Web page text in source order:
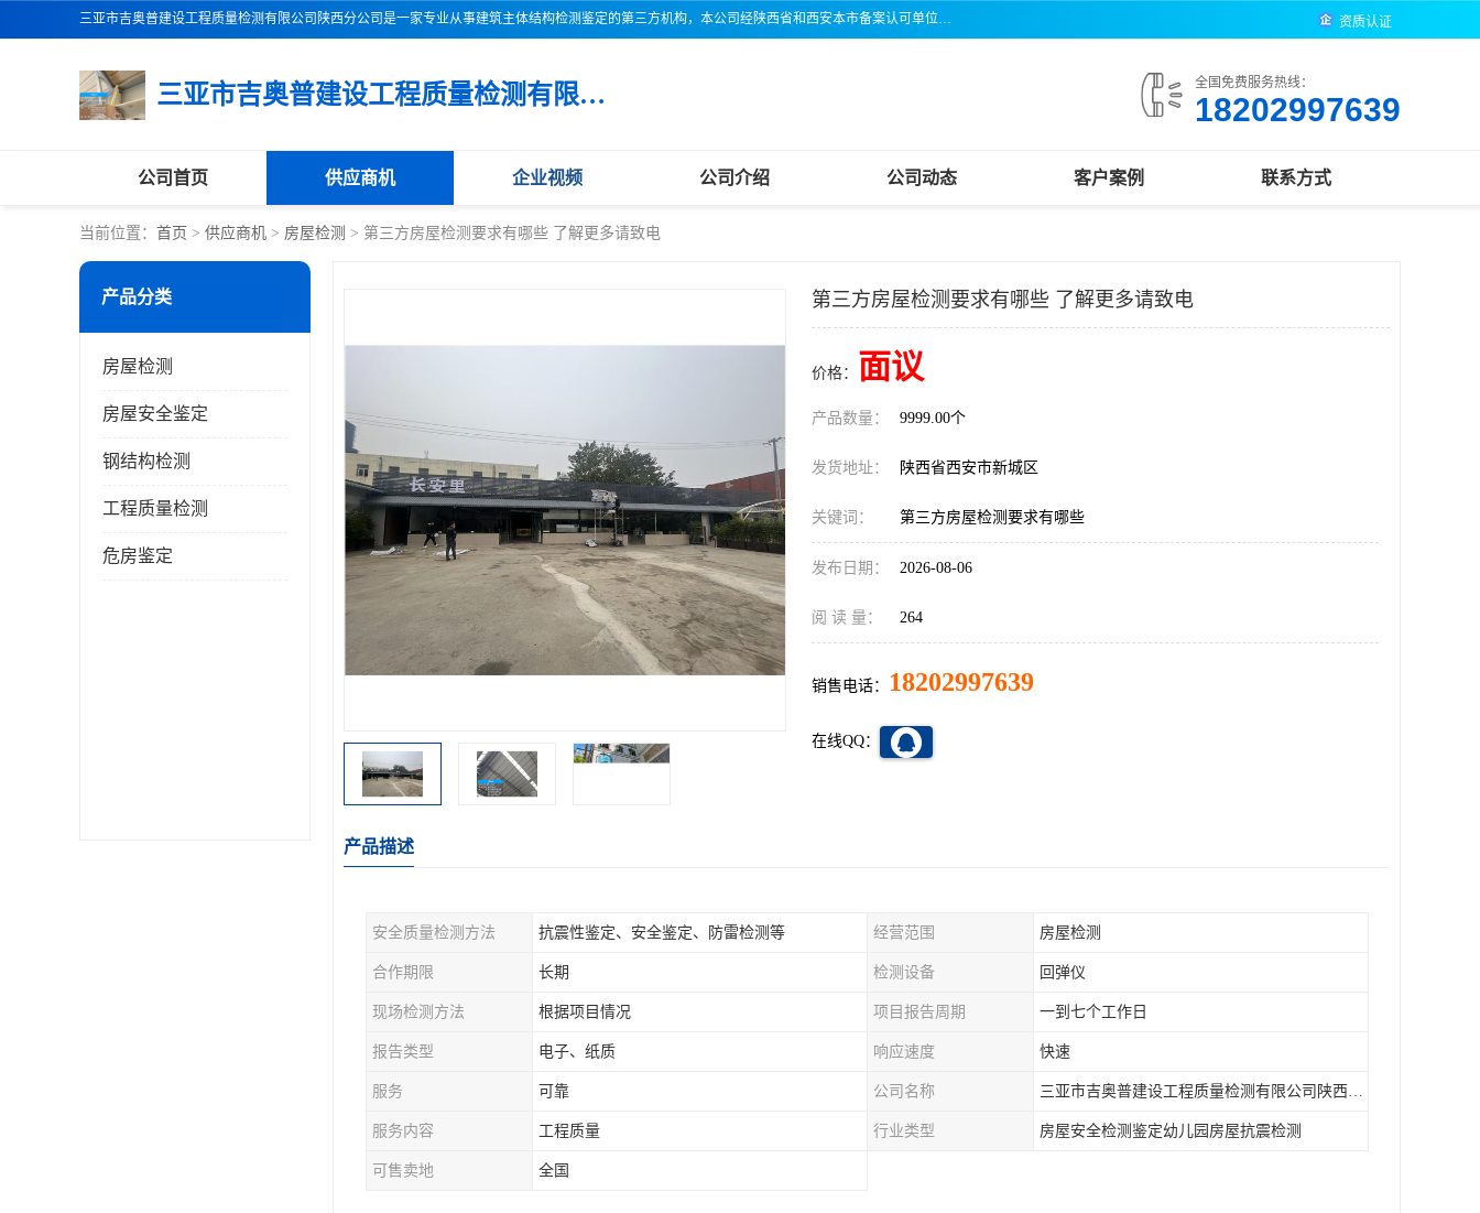
三亚市吉奥普建设工程质量检测有限公司陕西分公司是一家专业从事建筑主体结构检测鉴定的第三方机构，本公司经陕西省和西安本市备案认可单位，公司各项检测仪器设备齐全，检测人员经过严格训练，熟练掌握各项仪器设备的操作及维护工作，检测人员全部取得了资格证书，以保证质量管理体系的有效运行， 保证检测工作的公正性、科学性和准确性，更好地为社会服务。 资质认证
三亚市吉奥普建设工程质量检测有限公司陕西分公司 全国免费服务热线：
18202997639
公司首页 供应商机 企业视频 公司介绍 公司动态 客户案例 联系方式
当前位置： 首页 > 供应商机 > 房屋检测 > 第三方房屋检测要求有哪些 了解更多请致电
产品分类
房屋检测
房屋安全鉴定
钢结构检测
工程质量检测
危房鉴定
第三方房屋检测要求有哪些 了解更多请致电
价格： 面议
产品数量： 9999.00个
发货地址： 陕西省西安市新城区
关键词： 第三方房屋检测要求有哪些
发布日期： 2026-08-06
阅 读 量： 264
销售电话： 18202997639
在线QQ：
产品描述
安全质量检测方法 抗震性鉴定、安全鉴定、防雷检测等 经营范围 房屋检测
合作期限 长期 检测设备 回弹仪
现场检测方法 根据项目情况 项目报告周期 一到七个工作日
报告类型 电子、纸质 响应速度 快速
服务 可靠 公司名称 三亚市吉奥普建设工程质量检测有限公司陕西分公司
服务内容 工程质量 行业类型 房屋安全检测鉴定幼儿园房屋抗震检测
可售卖地 全国